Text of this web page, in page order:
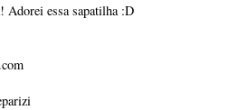
Adorei essa sapatilha :D